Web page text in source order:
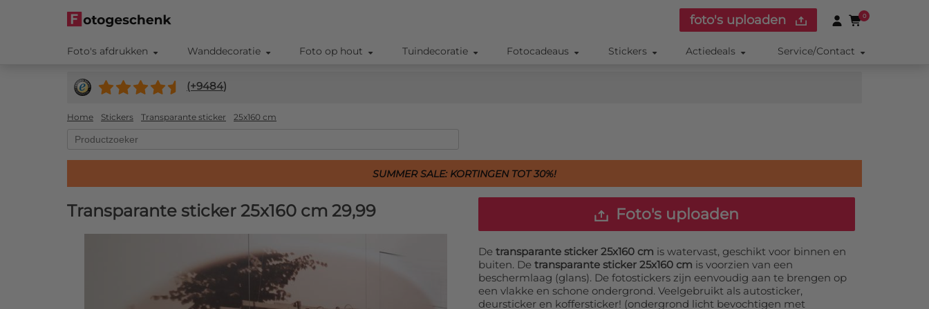
foto's uploaden 0
Foto's afdrukken Wanddecoratie Foto op hout Tuindecoratie Fotocadeaus Stickers Actiedeals Service/Contact
(+9484)
Home Stickers Transparante sticker 25x160 cm
SUMMER SALE: KORTINGEN TOT 30%!
Transparante sticker 25x160 cm 29,99 Foto's uploaden
De transparante sticker 25x160 cm is watervast, geschikt voor binnen en
buiten. De transparante sticker 25x160 cm is voorzien van een
beschermlaag (glans). De fotostickers zijn eenvoudig aan te brengen op
een vlakke en schone ondergrond. Veelgebruikt als autosticker,
deursticker en koffersticker! (ondergrond licht bevochtigen met